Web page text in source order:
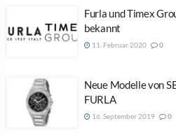
Furla und Timex
bekannt
11. Februar 2020 0
Neue Modelle von
FURLA
16. September 2019 0